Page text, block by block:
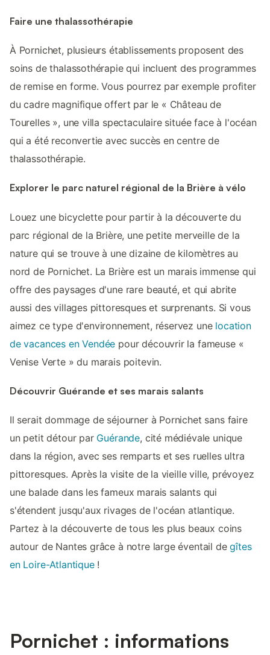
Faire une thalassothérapie
À Pornichet, plusieurs établissements proposent des
soins de thalassothérapie qui incluent des programmes
de remise en forme. Vous pourrez par exemple profiter
du cadre magnifique offert par le « Château de
Tourelles », une villa spectaculaire située face à l'océan
qui a été reconvertie avec succès en centre de
thalassothérapie.
Explorer le parc naturel régional de la Brière à vélo
Louez une bicyclette pour partir à la découverte du
parc régional de la Brière, une petite merveille de la
nature qui se trouve à une dizaine de kilomètres au
nord de Pornichet. La Brière est un marais immense qui
offre des paysages d'une rare beauté, et qui abrite
aussi des villages pittoresques et surprenants. Si vous
aimez ce type d'environnement, réservez une location
de vacances en Vendée pour découvrir la fameuse «
Venise Verte » du marais poitevin.
Découvrir Guérande et ses marais salants
Il serait dommage de séjourner à Pornichet sans faire
un petit détour par Guérande, cité médiévale unique
dans la région, avec ses remparts et ses ruelles ultra
pittoresques. Après la visite de la vieille ville, prévoyez
une balade dans les fameux marais salants qui
s'étendent jusqu'aux rivages de l'océan atlantique.
Partez à la découverte de tous les plus beaux coins
autour de Nantes grâce à notre large éventail degîtes
en Loire-Atlantique!
Pornichet : informations